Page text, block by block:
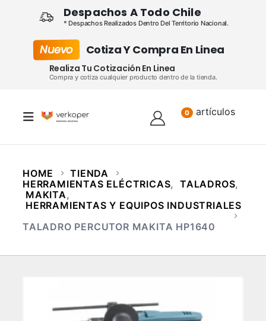
Despachos A Todo Chile
* Despachos Realizados Dentro Del Territorio Nacional.
Nuevo Cotiza Y Compra En Linea
Realiza Tu Cotización En Linea
Compra y cotiza cualquier producto dentro de la tienda.
0 artículos
HOME
TIENDA
HERRAMIENTAS ELÉCTRICAS, TALADROS,
MAKITA,
HERRAMIENTAS Y EQUIPOS INDUSTRIALES
TALADRO PERCUTOR MAKITA HP1640